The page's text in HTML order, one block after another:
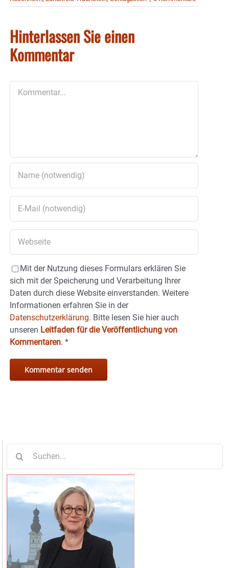
Hinterlassen Sie einen
Kommentar
Mit der Nutzung dieses Formulars erklären Sie
sich mit der Speicherung und Verarbeitung Ihrer
Daten durch diese Website einverstanden. Weitere
Informationen erfahren Sie in der
Datenschutzerklärung. Bitte lesen Sie hier auch
unseren Leitfaden für die Veröffentlichung von
Kommentaren. *
nach: